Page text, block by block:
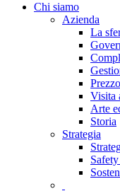
Chi siamo
Azienda
La
Visita
Arte
Storia
Strategia